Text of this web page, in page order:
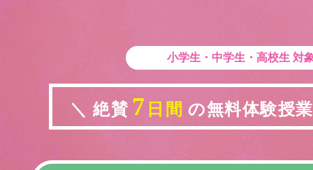
小学生・中学生・高校生 対
＼ 絶賛 7 日間 の無料体験授